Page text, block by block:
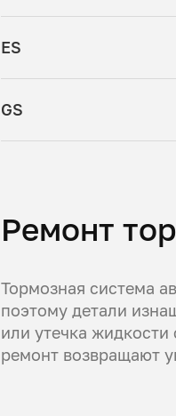
ES
GS
Ремонт
Тормозная система
поэтому детали
или утечка
ремонт возвращают